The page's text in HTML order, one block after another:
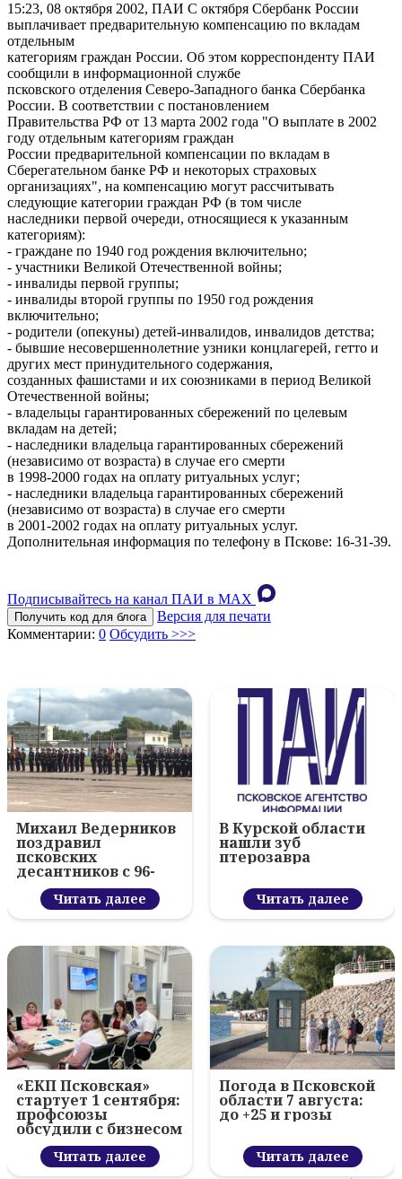
15:23, 08 октября 2002, ПАИ С октября Сбербанк России
выплачивает предварительную компенсацию по вкладам
отдельным
категориям граждан России. Об этом корреспонденту ПАИ
сообщили в информационной службе
псковского отделения Северо-Западного банка Сбербанка
России. В соответствии с постановлением
Правительства РФ от 13 марта 2002 года "О выплате в 2002
году отдельным категориям граждан
России предварительной компенсации по вкладам в
Сберегательном банке РФ и некоторых страховых
организациях", на компенсацию могут рассчитывать
следующие категории граждан РФ (в том числе
наследники первой очереди, относящиеся к указанным
категориям):
- граждане по 1940 год рождения включительно;
- участники Великой Отечественной войны;
- инвалиды первой группы;
- инвалиды второй группы по 1950 год рождения
включительно;
- родители (опекуны) детей-инвалидов, инвалидов детства;
- бывшие несовершеннолетние узники концлагерей, гетто и
других мест принудительного содержания,
созданных фашистами и их союзниками в период Великой
Отечественной войны;
- владельцы гарантированных сбережений по целевым
вкладам на детей;
- наследники владельца гарантированных сбережений
(независимо от возраста) в случае его смерти
в 1998-2000 годах на оплату ритуальных услуг;
- наследники владельца гарантированных сбережений
(независимо от возраста) в случае его смерти
в 2001-2002 годах на оплату ритуальных услуг.
Дополнительная информация по телефону в Пскове: 16-31-39.
Подписывайтесь на канал ПАИ в MAХ
Получить код для блога
Версия для печати
Комментарии: 0 Обсудить >>>
Михаил Ведерников
поздравил
псковских
десантников с 96-
летием ВДВ и
вручил награды
Читать далее
В Курской области
нашли зуб
птерозавра
Читать далее
«ЕКП Псковская»
стартует 1 сентября:
профсоюзы
обсудили с бизнесом
новый цифровой
проектЧитать далее
Погода в Псковской
области 7 августа:
до +25 и грозы
Читать далее